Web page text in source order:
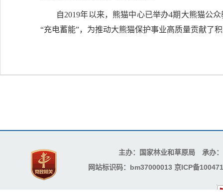
自2019年以来，熊猫中心已举办4期大熊猫公
“充电蓄能”，为推动大熊猫保护事业高质量贡献了
主办：国家林业和草原局 承办
网站标识码：bm37000013 京ICP备